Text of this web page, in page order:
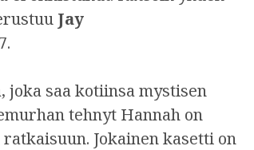
Jay
joka saa kotiinsa mystisen
tehnyt Hannah on
Jokainen kasetti on